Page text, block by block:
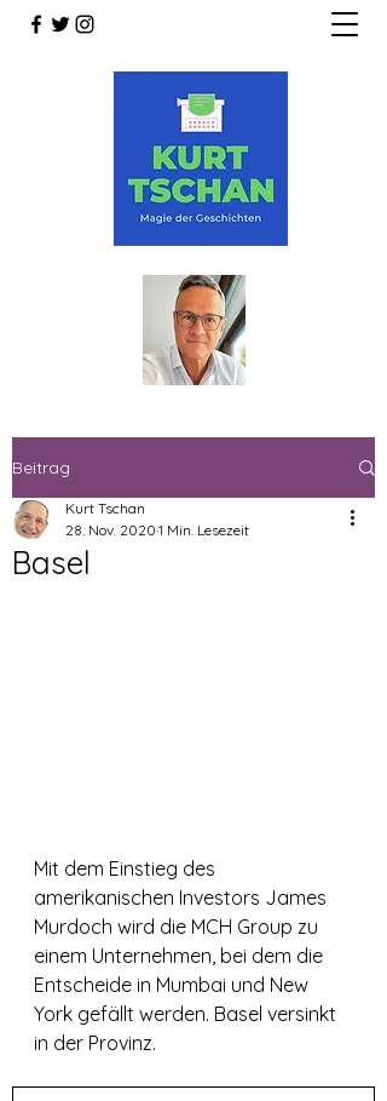
Beitrag
Basel
Kurt Tschan
28. Nov. 2020 1 Min. Lesezeit
Mit dem Einstieg des
amerikanischen Investors James
Murdoch wird die MCH Group zu
einem Unternehmen, bei dem die
Entscheide in Mumbai und New
York gefällt werden. Basel versinkt
in der Provinz.